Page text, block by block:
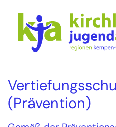
(Prävention)